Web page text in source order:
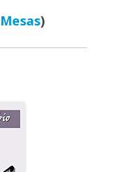
Mesas)